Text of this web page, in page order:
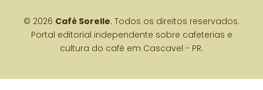
© 2026 Café Sorelle. Todos os direitos reservados.
Portal editorial independente sobre cafeterias e
cultura do café em Cascavel - PR.